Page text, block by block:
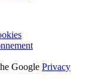
Google Privacy